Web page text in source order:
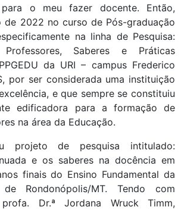
para o meu fazer docente. Então,
de 2022 no curso de Pós-graduação
na linha de Pesquisa:
Saberes e Práticas
da URI – campus Frederico
por ser considerada uma instituição
e que sempre se constituiu
edificadora para a formação de
na área da Educação.
projeto de pesquisa intitulado:
e os saberes na docência em
finais do Ensino Fundamental da
Rondonópolis/MT. Tendo com
Dr.ª Jordana Wruck Timm,